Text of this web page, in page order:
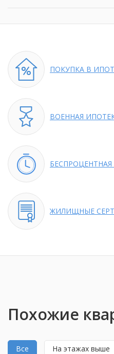
ПОКУПКА В
ВОЕННАЯ
БЕСПРОЦЕНТНАЯ
ЖИЛИЩНЫЕ
Похожие
Все На этажах выше